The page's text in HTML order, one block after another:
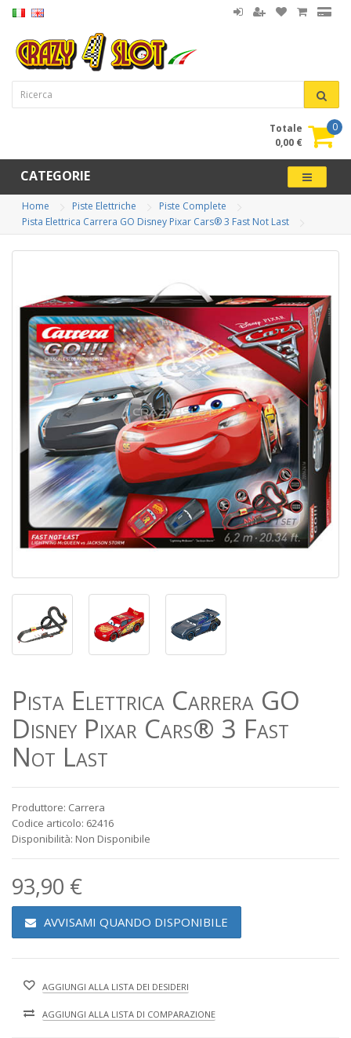
0
Totale
0,00 €
CATEGORIE
Home Piste Elettriche
Piste Complete
Pista Elettrica Carrera GO Disney Pixar Cars® 3 Fast Not Last
Pista Elettrica Carrera GO
Disney Pixar Cars® 3 Fast
Not Last
Produttore: Carrera
Codice articolo: 62416
Disponibilità: Non Disponibile
93,90 €
AVVISAMI QUANDO DISPONIBILE
AGGIUNGI ALLA LISTA DEI DESIDERI
AGGIUNGI ALLA LISTA DI COMPARAZIONE